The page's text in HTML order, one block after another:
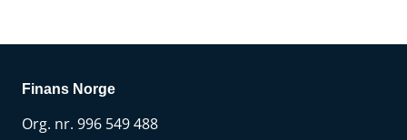
Finans Norge
Org. nr. 996 549 488